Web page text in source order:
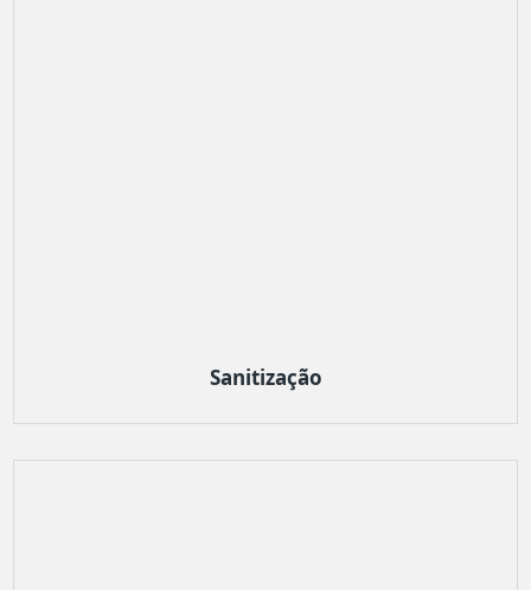
Sanitização